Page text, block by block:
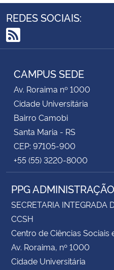
REDES SOCIAIS:
RSS
CAMPUS SEDE
Av. Roraima nº 1000
Cidade Universitária
Bairro Camobi
Santa Maria - RS
CEP: 97105-900
+55 (55) 3220-8000
PPG ADMINISTRAÇÃO
SECRETARIA INTEGRADA
CCSH
Centro de Ciências Sociais
Av. Roraima, nº 1000
Cidade Universitária